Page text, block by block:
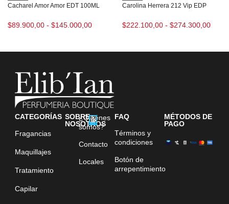
Cacharel Amor Amor EDT 100ML
$89.900,00 - $145.000,00
Carolina Herrera 212 Vip EDP
$222.100,00 - $274.300,00
CATEGORÍAS
Fragancias
Maquillajes
Tratamiento
Capilar
SOBRE
NOSOTROS
¿Quiénes
somos?
Contacto
Locales
FAQ
Términos y
condiciones
Botón de
arrepentimiento
MÉTODOS DE
PAGO